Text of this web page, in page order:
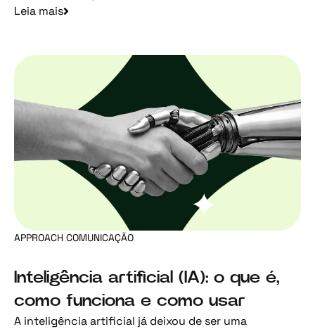
Leia mais
APPROACH COMUNICAÇÃO
Inteligência artificial (IA): o que é,
como funciona e como usar
A inteligência artificial já deixou de ser uma